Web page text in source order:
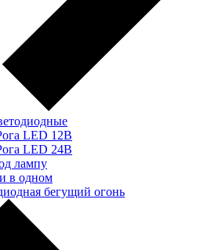
LED 12В
LED 24В
лампу
в одном
бегущий огонь